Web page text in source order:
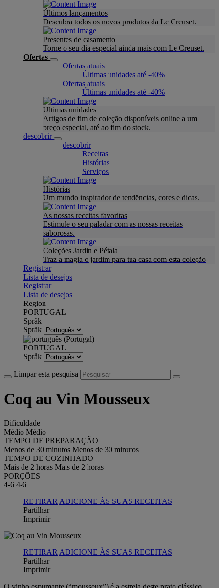
Últimos lançamentos
Descubra todos os novos produtos da Le Creuset.
Presentes de casamento
Torne o seu dia especial ainda mais com Le Creuset.
Ofertas
Ofertas atuais
Últimas unidades até -40%
Ofertas atuais
Últimas unidades até -40%
Ultimas unidades
Artigos de fim de coleção disponíveis online a um
preço especial, até ao fim do stock.
descobrir
descobrir
Receitas
Histórias
Serviços
Histórias
Um mundo inspirador de tendências, cores e dicas.
As nossas receitas favoritas
Estimule o seu paladar com as nossas receitas
saborosas.
Coleções Jardin e Pétala
Traz a magia o jardim para tua casa com esta coleção
Registrar
Lista de desejos
Registrar
Lista de desejos
Region
PORTUGAL
Språk
Språk
PORTUGAL
Språk
Limpar esta pesquisa
Coq au Vin Mousseux
Dificuldade
Médio Médio
TEMPO DE PREPARAÇÃO
Menos de 30 minutos Menos de 30 minutos
TEMPO DE COZINHADO
Mais de 2 horas Mais de 2 horas
PORÇÕES
4-6 4-6
RETIRAR ADICIONE ÀS SUAS RECEITAS
Partilhar
Imprimir
RETIRAR ADICIONE ÀS SUAS RECEITAS
Partilhar
Imprimir
O vinho espumante (“mousseux”) é a estrela deste prato clássico,